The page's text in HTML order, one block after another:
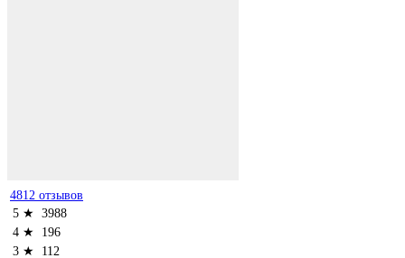
4812 отзывов
5 ★ 3988
4 ★
196
3 ★
112